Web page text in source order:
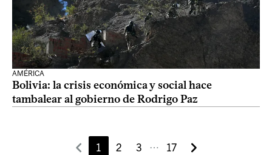
AMÉRICA
Bolivia: la crisis económica y social hace
tambalear al gobierno de Rodrigo Paz
1 2 3 ⋯ 17